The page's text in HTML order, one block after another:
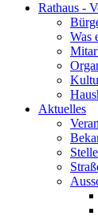
Rathaus -
Was
Aktuelles